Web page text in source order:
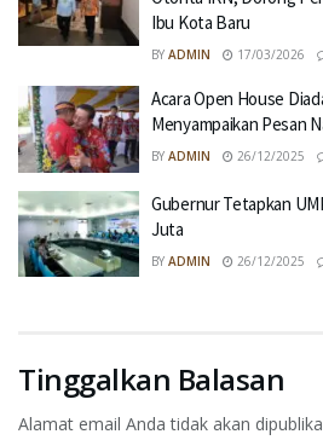
Ibu Kota Baru
BY ADMIN 17/03/2026
Acara Open House
Menyampaikan Pesan
BY ADMIN 26/12/2025
Gubernur Tetapkan
Juta
BY ADMIN 26/12/2025
Tinggalkan Balasan
Alamat email Anda tidak akan